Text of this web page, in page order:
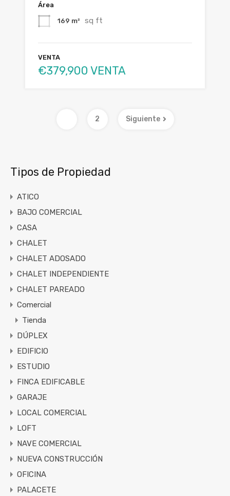
Área
169 m² sq ft
VENTA
€379,900 VENTA
2 Siguiente
Tipos de Propiedad
ATICO
BAJO COMERCIAL
CASA
CHALET
CHALET ADOSADO
CHALET INDEPENDIENTE
CHALET PAREADO
Comercial
Tienda
DÚPLEX
EDIFICIO
ESTUDIO
FINCA EDIFICABLE
GARAJE
LOCAL COMERCIAL
LOFT
NAVE COMERCIAL
NUEVA CONSTRUCCIÓN
OFICINA
PALACETE